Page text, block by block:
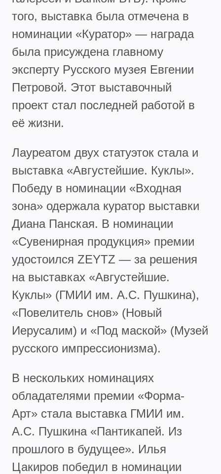
того, выставка была отмечена в
номинации «Куратор» — награда
была присуждена главному
эксперту Русского музея Евгении
Петровой. Этот выставочный
проект стал последней работой в
её жизни.
Лауреатом двух статуэток стала и
выставка «Августейшие. Куклы».
Победу в номинации «Входная
зона» одержала куратор выставки
Диана Панская. В номинации
«Сувенирная продукция» премии
удостоился ZEYTZ — за решения
на выставках «Августейшие.
Куклы» (ГМИИ им. А.С. Пушкина),
«Повелитель снов» (Новый
Иерусалим) и «Под маской» (Музей
русского импрессионизма).
В нескольких номинациях
обладателями премии «Форма-
Арт» стала выставка ГМИИ им.
А.С. Пушкина «Пантикапей. Из
прошлого в будущее». Илья
Цакиров победил в номинации